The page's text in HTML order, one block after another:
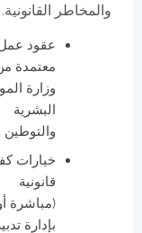
والمخاطر القانونية.
عقود
معتمدة
وزارة
البشرية
والتوطين
خيارات
قانونية
(مباشرة
بإدارة